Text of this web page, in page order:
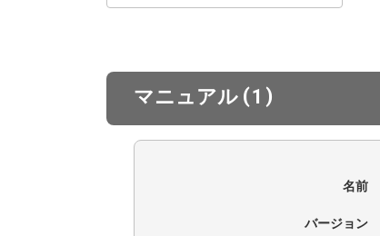
マニュアル (1 )
名前
バージョン